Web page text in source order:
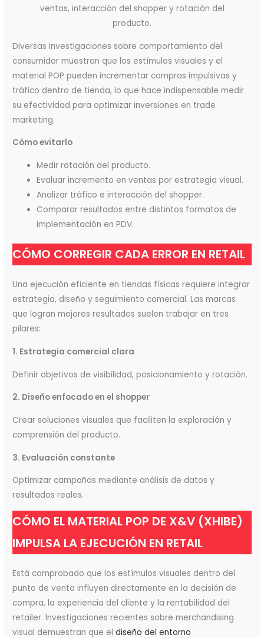
ventas, interacción del shopper y rotación del
producto.
Diversas investigaciones sobre comportamiento del
consumidor muestran que los estímulos visuales y el
material POP pueden incrementar compras impulsivas y
tráfico dentro de tienda, lo que hace indispensable medir
su efectividad para optimizar inversiones en trade
marketing.
Cómo evitarlo
Medir rotación del producto.
Evaluar incremento en ventas por estrategia visual.
Analizar tráfico e interacción del shopper.
Comparar resultados entre distintos formatos de
implementación en PDV.
CÓMO CORREGIR CADA ERROR EN RETAIL
Una ejecución eficiente en tiendas físicas requiere integrar
estrategia, diseño y seguimiento comercial. Las marcas
que logran mejores resultados suelen trabajar en tres
pilares:
1. Estrategia comercial clara
Definir objetivos de visibilidad, posicionamiento y rotación.
2. Diseño enfocado en el shopper
Crear soluciones visuales que faciliten la exploración y
comprensión del producto.
3. Evaluación constante
Optimizar campañas mediante análisis de datos y
resultados reales.
CÓMO EL MATERIAL POP DE X&V (XHIBE)
IMPULSA LA EJECUCIÓN EN RETAIL
Está comprobado que los estímulos visuales dentro del
punto de venta influyen directamente en la decisión de
compra, la experiencia del cliente y la rentabilidad del
retailer. Investigaciones recientes sobre merchandising
visual demuestran que eldiseño del entorno